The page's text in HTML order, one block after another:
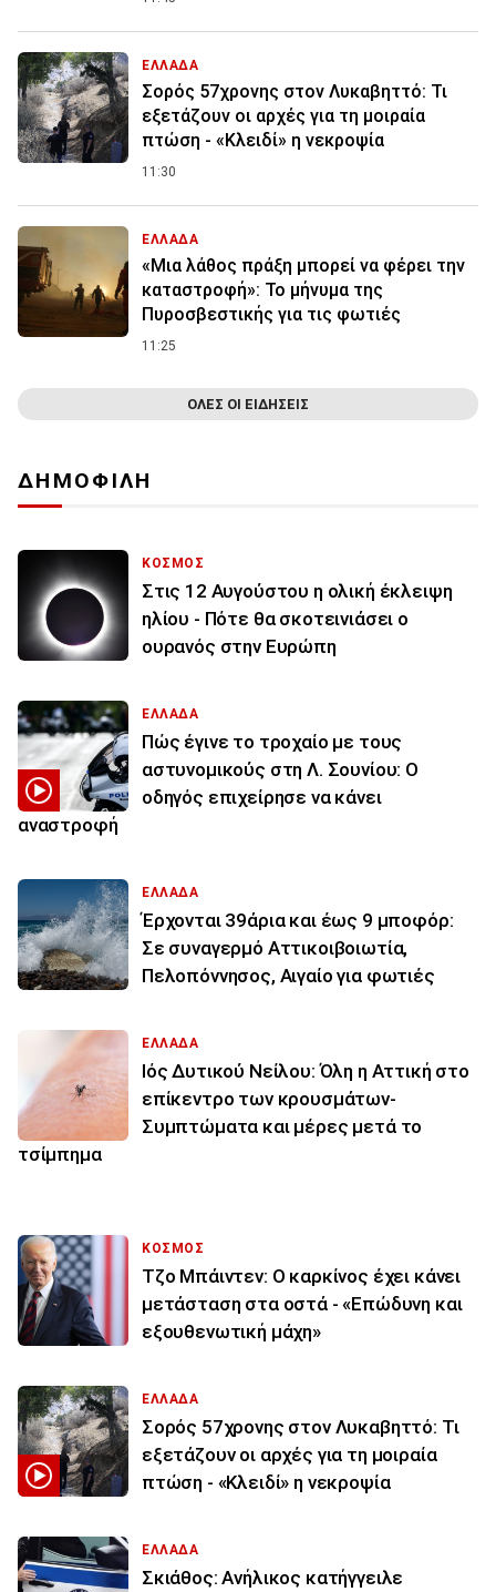
ΕΛΛΑΔΑ
Σορός 57χρονης στον Λυκαβηττό: Τι
εξετάζουν οι αρχές για τη μοιραία
πτώση - «Κλειδί» η νεκροψία
11:30
ΕΛΛΑΔΑ
«Μια λάθος πράξη μπορεί να φέρει την
καταστροφή»: Το μήνυμα της
Πυροσβεστικής για τις φωτιές
11:25
ΟΛΕΣ ΟΙ ΕΙΔΗΣΕΙΣ
ΔΗΜΟΦΙΛΗ
ΚΟΣΜΟΣ
Στις 12 Αυγούστου η ολική έκλειψη
ηλίου - Πότε θα σκοτεινιάσει ο
ουρανός στην Ευρώπη
ΕΛΛΑΔΑ
Πώς έγινε το τροχαίο με τους
αστυνομικούς στη Λ. Σουνίου: Ο
οδηγός επιχείρησε να κάνει
αναστροφή
ΕΛΛΑΔΑ
Έρχονται 39άρια και έως 9 μποφόρ:
Σε συναγερμό Αττικοιβοιωτία,
Πελοπόννησος, Αιγαίο για φωτιές
ΕΛΛΑΔΑ
Ιός Δυτικού Νείλου: Όλη η Αττική στο
επίκεντρο των κρουσμάτων-
Συμπτώματα και μέρες μετά το
τσίμπημα
ΚΟΣΜΟΣ
Τζο Μπάιντεν: Ο καρκίνος έχει κάνει
μετάσταση στα οστά - «Επώδυνη και
εξουθενωτική μάχη»
ΕΛΛΑΔΑ
Σορός 57χρονης στον Λυκαβηττό: Τι
εξετάζουν οι αρχές για τη μοιραία
πτώση - «Κλειδί» η νεκροψία
ΕΛΛΑΔΑ
Σκιάθος: Ανήλικος κατήγγειλε